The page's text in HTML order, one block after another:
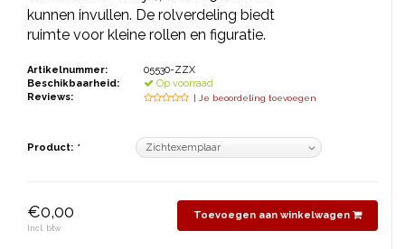
kunnen invullen. De rolverdeling biedt
ruimte voor kleine rollen en figuratie.
Artikelnummer:
05530-ZZX
Beschikbaarheid:
Op voorraad
Reviews:
| Je beoordeling toevoegen
Product: *
€0,00
Incl. btw
Toevoegen aan winkelwagen